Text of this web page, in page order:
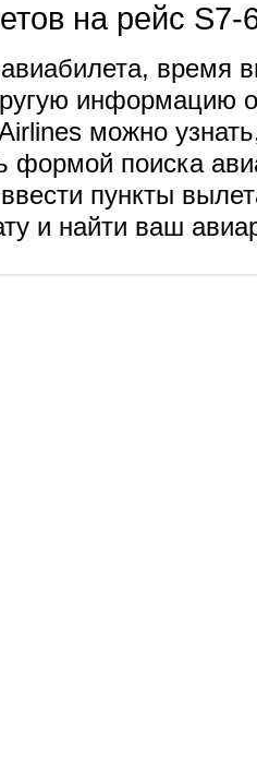
на рейс S7-
время
информацию
можно
формой поиска
пункты
и найти ваш